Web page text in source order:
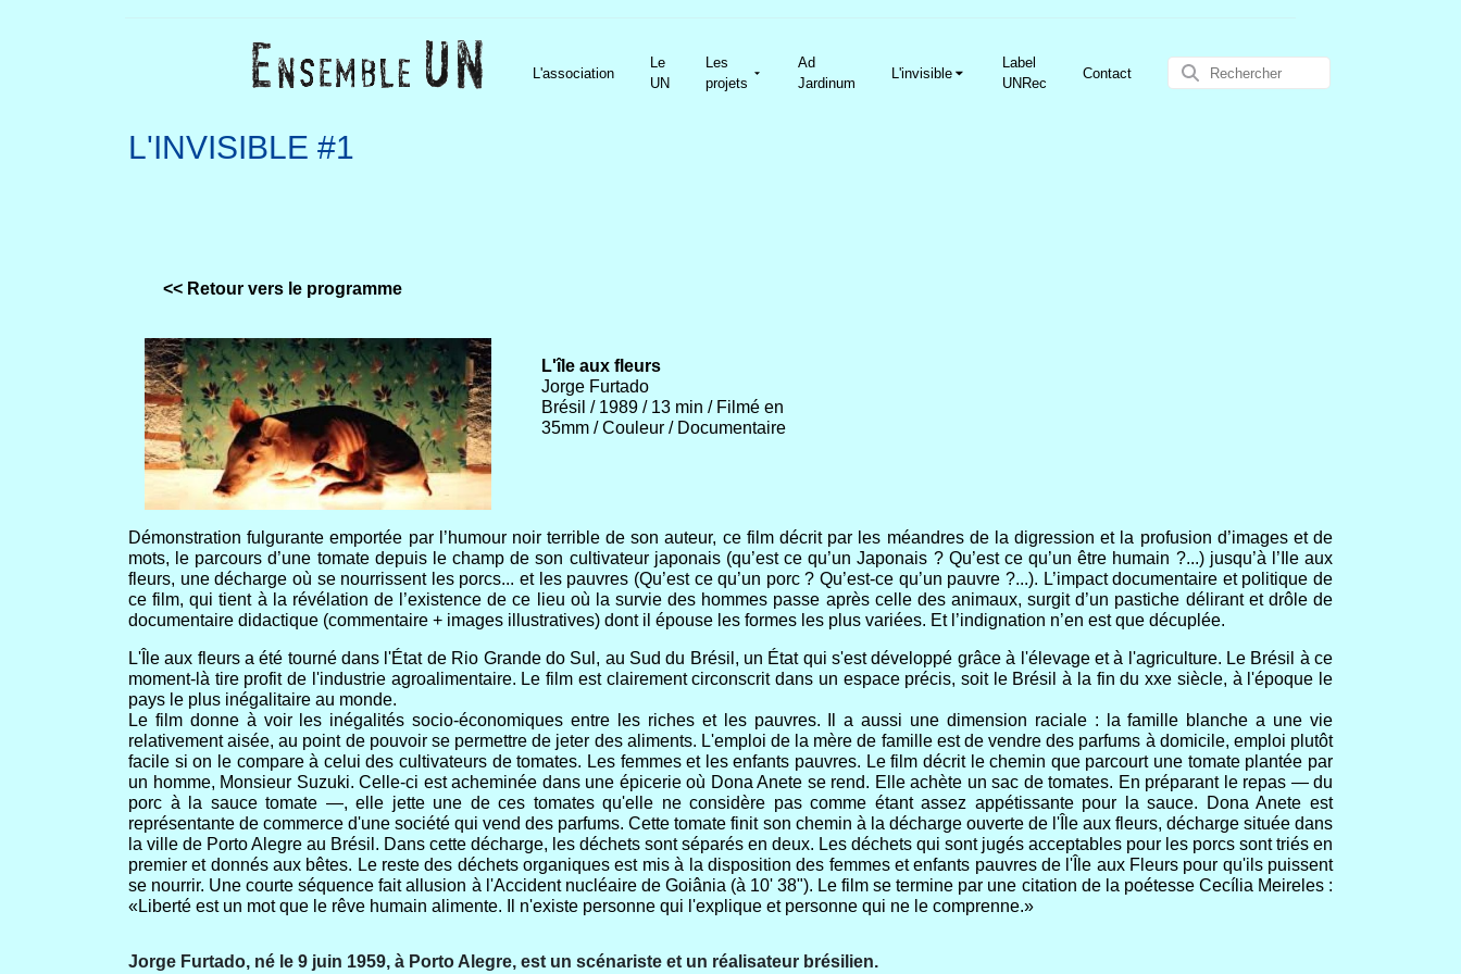
L'association
Le
UN
Les
projets
Ad
Jardinum
L'invisible
Label
UNRec
Contact
L'INVISIBLE #1
<< Retour vers le programme
L'île aux fleurs
Jorge Furtado
Brésil / 1989 / 13 min / Filmé en
35mm / Couleur / Documentaire
Démonstration fulgurante emportée par l’humour noir terrible de son auteur, ce film décrit par les méandres de la digression et la profusion d’images et de
mots, le parcours d’une tomate depuis le champ de son cultivateur japonais (qu’est ce qu’un Japonais ? Qu’est ce qu’un être humain ?...) jusqu’à l’Ile aux
fleurs, une décharge où se nourrissent les porcs... et les pauvres (Qu’est ce qu’un porc ? Qu’est-ce qu’un pauvre ?...). L’impact documentaire et politique de
ce film, qui tient à la révélation de l’existence de ce lieu où la survie des hommes passe après celle des animaux, surgit d’un pastiche délirant et drôle de
documentaire didactique (commentaire + images illustratives) dont il épouse les formes les plus variées. Et l’indignation n’en est que décuplée.
L'Île aux fleurs a été tourné dans l'État de Rio Grande do Sul, au Sud du Brésil, un État qui s'est développé grâce à l'élevage et à l'agriculture. Le Brésil à ce
moment-là tire profit de l'industrie agroalimentaire. Le film est clairement circonscrit dans un espace précis, soit le Brésil à la fin du xxe siècle, à l'époque le
pays le plus inégalitaire au monde.
Le film donne à voir les inégalités socio-économiques entre les riches et les pauvres. Il a aussi une dimension raciale : la famille blanche a une vie
relativement aisée, au point de pouvoir se permettre de jeter des aliments. L'emploi de la mère de famille est de vendre des parfums à domicile, emploi plutôt
facile si on le compare à celui des cultivateurs de tomates. Les femmes et les enfants pauvres. Le film décrit le chemin que parcourt une tomate plantée par
un homme, Monsieur Suzuki. Celle-ci est acheminée dans une épicerie où Dona Anete se rend. Elle achète un sac de tomates. En préparant le repas — du
porc à la sauce tomate —, elle jette une de ces tomates qu'elle ne considère pas comme étant assez appétissante pour la sauce. Dona Anete est
représentante de commerce d'une société qui vend des parfums. Cette tomate finit son chemin à la décharge ouverte de l'Île aux fleurs, décharge située dans
la ville de Porto Alegre au Brésil. Dans cette décharge, les déchets sont séparés en deux. Les déchets qui sont jugés acceptables pour les porcs sont triés en
premier et donnés aux bêtes. Le reste des déchets organiques est mis à la disposition des femmes et enfants pauvres de l'Île aux Fleurs pour qu'ils puissent
se nourrir. Une courte séquence fait allusion à l'Accident nucléaire de Goiânia (à 10' 38"). Le film se termine par une citation de la poétesse Cecília Meireles :
«Liberté est un mot que le rêve humain alimente. Il n'existe personne qui l'explique et personne qui ne le comprenne.»
Jorge Furtado, né le 9 juin 1959, à Porto Alegre, est un scénariste et un réalisateur brésilien.